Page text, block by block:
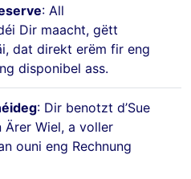
: All
Dir maacht, gëtt
dat direkt erëm fir eng
disponibel ass.
: Dir benotzt d’Sue
Ärer Wiel, a voller
ouni eng Rechnung